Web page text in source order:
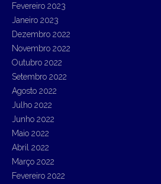
Fevereiro 2023
Janeiro 2023
Dezembro 2022
Novembro 2022
Outubro 2022
Setembro 2022
Agosto 2022
Julho 2022
Junho 2022
Maio 2022
Abril 2022
Março 2022
Fevereiro 2022